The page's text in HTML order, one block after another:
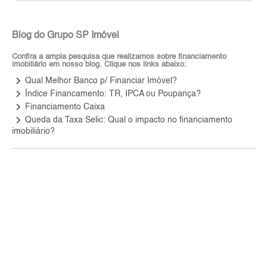
Blog do Grupo SP Imóvel
Confira a ampla pesquisa que realizamos sobre financiamento
imobiliário em nosso blog. Clique nos links abaixo:
keyboard_arrow_right Qual Melhor Banco p/ Financiar Imóvel?
keyboard_arrow_right Índice Financamento: TR, IPCA ou Poupança?
keyboard_arrow_right Financiamento Caixa
keyboard_arrow_right Queda da Taxa Selic: Qual o impacto no financiamento
imobiliário?